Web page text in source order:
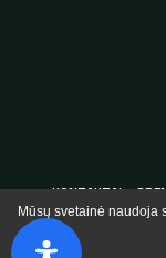
KONTAKTAI
Mūsų svetainė naudoja